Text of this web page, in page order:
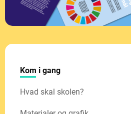
Kom i gang
Hvad skal skolen?